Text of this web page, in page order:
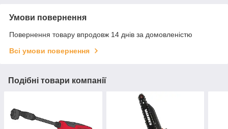
Умови повернення
Повернення товару впродовж 14 днів за домовленістю
Всі умови повернення
Подібні товари компанії